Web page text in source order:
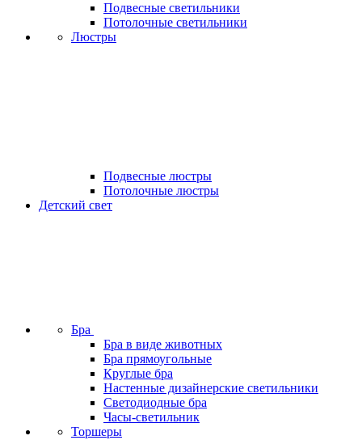
Подвесные светильники
Потолочные светильники
Люстры
Подвесные люстры
Потолочные люстры
Детский свет
Бра
Бра в виде животных
Бра прямоугольные
Круглые бра
Настенные дизайнерские светильники
Светодиодные бра
Часы-светильник
Торшеры